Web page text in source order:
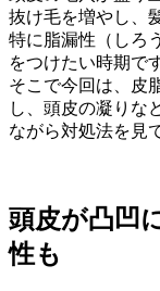
抜け毛を増やし、
特に脂漏性（しろ
をつけたい時期で
そこで今回は、皮
し、頭皮の凝りな
ながら対処法を見
頭皮が凸凹
性も